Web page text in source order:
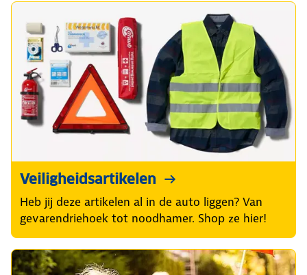
Veiligheidsartikelen
Heb jij deze artikelen al in de auto liggen? Van
gevarendriehoek tot noodhamer. Shop ze hier!